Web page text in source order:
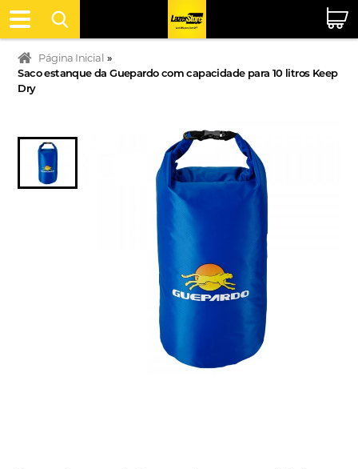
Página Inicial »
Saco estanque da Guepardo com capacidade para 10 litros Keep
Dry